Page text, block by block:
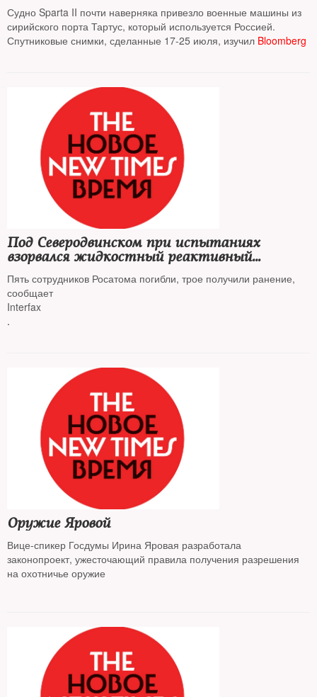
Судно Sparta II почти наверняка привезло военные машины из
сирийского порта Тартус, который используется Россией.
Спутниковые снимки, сделанные 17-25 июля, изучил Bloomberg
Под Северодвинском при испытаниях
взорвался жидкостный реактивный
двигатель
Пять сотрудников Росатома погибли, трое получили ранение,
сообщает
Interfax
.
Оружие Яровой
Вице-спикер Госдумы Ирина Яровая разработала
законопроект, ужесточающий правила получения разрешения
на охотничье оружие